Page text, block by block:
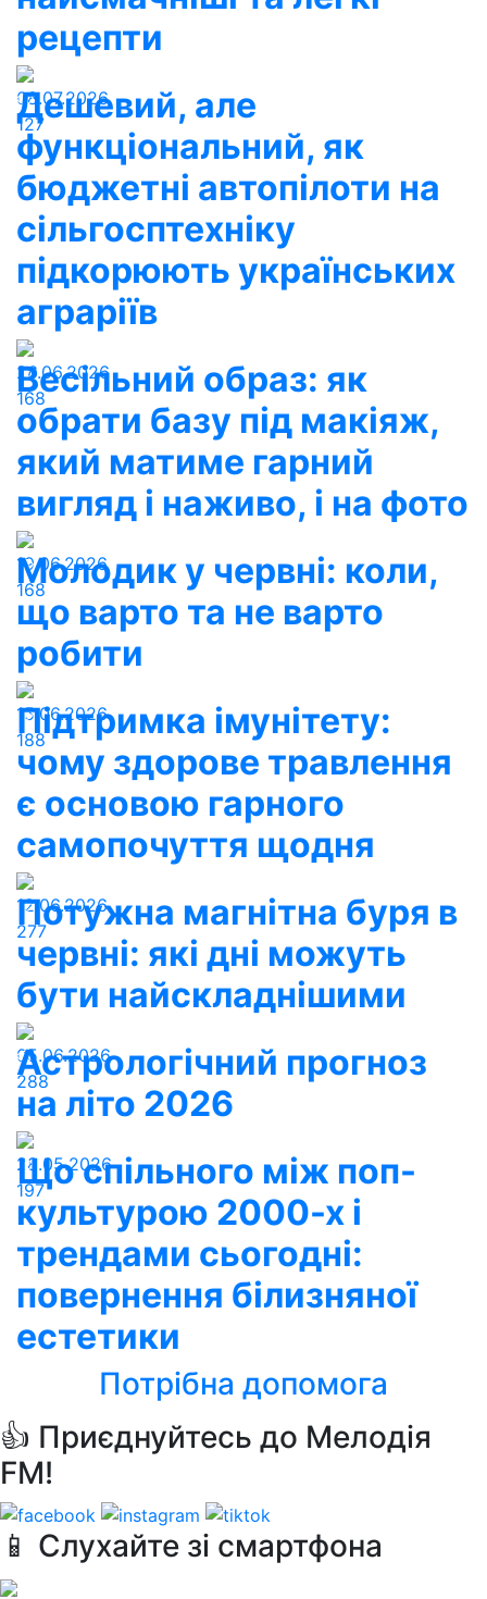
рецепти
08.07.2026
127
Дешевий, але
функціональний, як
бюджетні автопілоти на
сільгосптехніку
підкорюють українських
аграріїв
26.06.2026
168
Весільний образ: як
обрати базу під макіяж,
який матиме гарний
вигляд і наживо, і на фото
19.06.2026
168
Молодик у червні: коли,
що варто та не варто
робити
15.06.2026
188
Підтримка імунітету:
чому здорове травлення
є основою гарного
самопочуття щодня
12.06.2026
277
Потужна магнітна буря в
червні: які дні можуть
бути найскладнішими
05.06.2026
288
Астрологічний прогноз
на літо 2026
28.05.2026
197
Що спільного між поп-
культурою 2000-х і
трендами сьогодні:
повернення білизняної
естетики
Потрібна допомога
👍 Приєднуйтесь до Мелодія
FM!
📱 Слухайте зі смартфона